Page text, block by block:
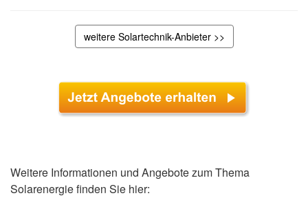
weitere Solartechnik-Anbieter >>
Weitere Informationen und Angebote zum Thema
Solarenergie finden Sie hier: